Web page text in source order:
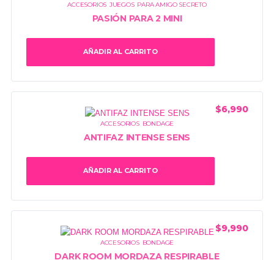
ACCESORIOS JUEGOS, PARA AMIGO SECRETO
PASIÓN PARA 2 MINI
AÑADIR AL CARRITO
ACCESORIOS, BONDAGE
ANTIFAZ INTENSE SENS
$6,990
AÑADIR AL CARRITO
ACCESORIOS, BONDAGE
DARK ROOM MORDAZA RESPIRABLE
$9,990